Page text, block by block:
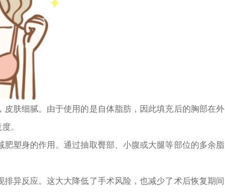
肤细腻。由于使用的是自体脂肪，因此填充后的胸部在外
。
塑身的作用。通过抽取臀部、小腹或大腿等部位的多余脂
异反应。这大大降低了手术风险，也减少了术后恢复期间